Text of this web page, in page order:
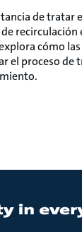
de tratar
recirculación
cómo
el proceso de